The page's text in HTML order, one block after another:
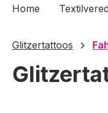
Home
Glitzertattoos